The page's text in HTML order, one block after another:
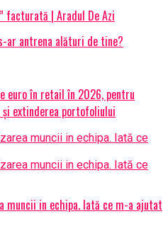
facturată | Aradul De Azi
ar antrena alături de tine?
euro în retail în 2026, pentru
extinderea portofoliului
muncii in echipa. Iată ce m-a ajutat